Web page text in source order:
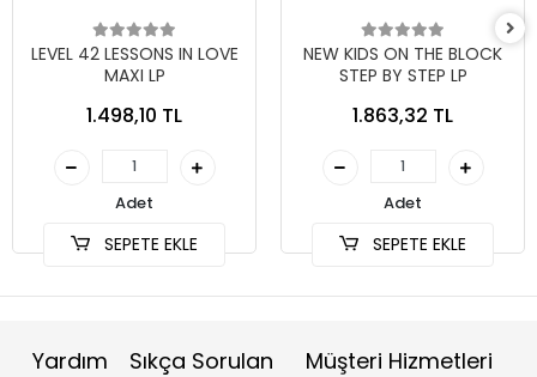
LEVEL 42 LESSONS IN LOVE
MAXI LP
1.498,10 TL
Adet
SEPETE EKLE
NEW KIDS ON THE BLOCK
STEP BY STEP LP
1.863,32 TL
Adet
SEPETE EKLE
Yardım
Sıkça Sorulan
Müşteri Hizmetleri